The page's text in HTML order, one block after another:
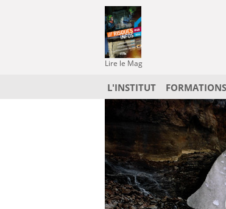
Lire le Mag
L'INSTITUT